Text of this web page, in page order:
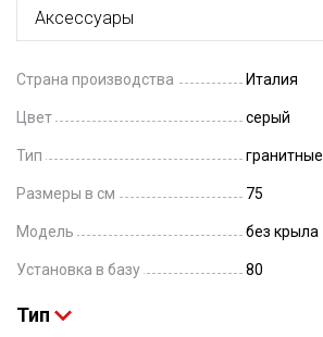
Аксессуары
Страна производства Италия
Цвет серый
Тип гранитные
Размеры в см 75
Модель без крыла
Установка в базу 80
Тип